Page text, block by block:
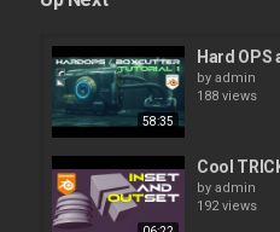
58:35
Hard
by admin
188 views
Cool
by admin
192 views